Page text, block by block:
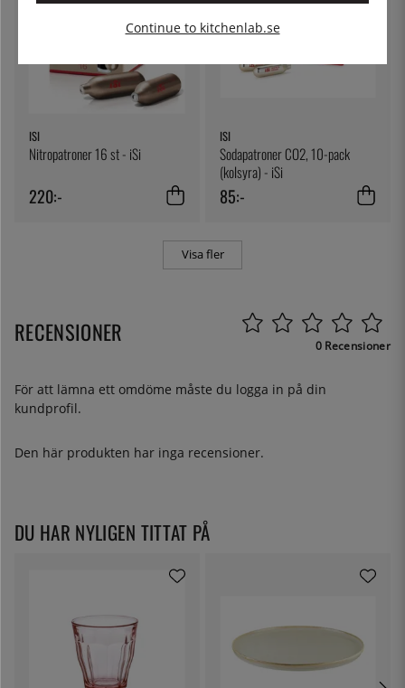
ISI
Nitropatroner 16 st - iSi
220:-
ISI
Sodapatroner CO2, 10-pack
(kolsyra) - iSi
85:-
Visa fler
RECENSIONER 0 Recensioner
För att lämna ett omdöme måste du logga in på din
kundprofil.
Den här produkten har inga recensioner.
DU HAR NYLIGEN TITTAT PÅ
Continue to kitchenlab.se